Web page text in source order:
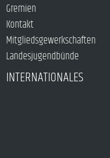
Gremien
Kontakt
Mitgliedsgewerkschaften
Landesjugendbünde
INTERNATIONALES